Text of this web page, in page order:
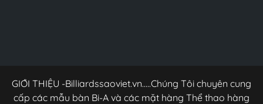
GIỚI THIỆU -Billiardssaoviet.vn.....Chúng Tôi chuyên cung
cấp các mẫu bàn Bi-A và các mặt hàng Thể thao hàng